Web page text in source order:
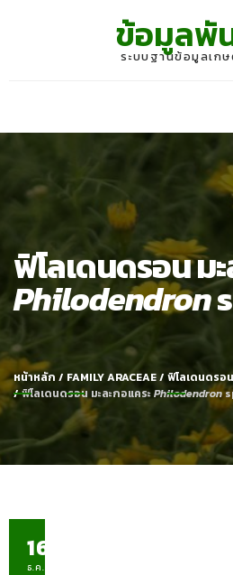
ข้อมูลพั
ระบบฐานข้อมูลเก
ฟิโลเดนดรอน ม
Philodendron
หน้าหลัก / FAMILY ARACEAE/ ฟิโลเดนดรอ
/ฟิโลเดนดรอน มะละกอแคระPhilodendron
16
ธ.ค.